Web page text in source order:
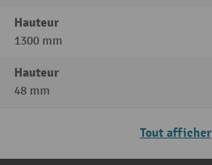
Hauteur
1300 mm
Hauteur
48 mm
Tout afficher